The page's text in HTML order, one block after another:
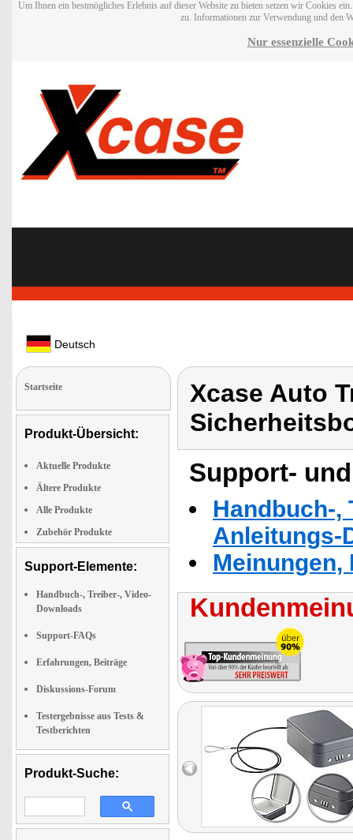
Um Ihnen ein bestmögliches Erlebnis auf dieser Website zu bieten setzen wir Cookies
zu. Informationen zur Verwendung und den
Nur essenzielle
Deutsch
Startseite
Produkt-Übersicht:
Aktuelle Produkte
Ältere Produkte
Alle Produkte
Zubehör Produkte
Support-Elemente:
Handbuch-, Treiber-, Video-
Downloads
Support-FAQs
Erfahrungen, Beiträge
Diskussions-Forum
Testergebnisse aus Tests &
Testberichten
Produkt-Suche:
Xcase Auto
Support-
Handbuch-,
Anleitungs-